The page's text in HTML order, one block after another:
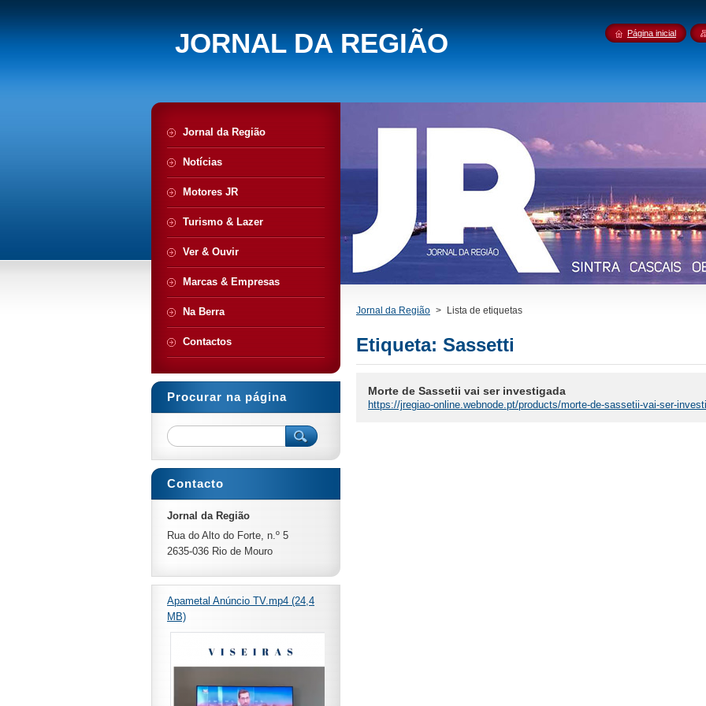
JORNAL DA REGIÃO
Jornal da Região > Lista de etiquetas
Etiqueta: Sassetti
Morte de Sassetii vai ser investigada
https://jregiao-online.webnode.pt/products/morte-de-sassetii-vai-ser-
Jornal da Região
Notícias
Motores JR
Turismo & Lazer
Ver & Ouvir
Marcas & Empresas
Na Berra
Contactos
Procurar na página
Contacto
Jornal da Região
Rua do Alto do Forte, n.º 5
2635-036 Rio de Mouro
Apametal Anúncio TV.mp4 (24,4
MB)
Página inicial